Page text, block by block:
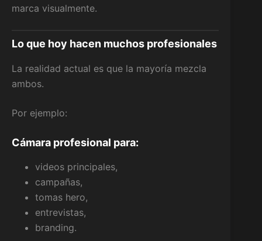
marca visualmente.
Lo que hoy hacen muchos profesionales
La realidad actual es que la mayoría mezcla
ambos.
Por ejemplo:
Cámara profesional para:
videos principales,
campañas,
tomas hero,
entrevistas,
branding.